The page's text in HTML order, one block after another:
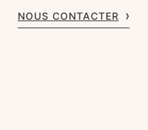
NOUS CONTACTER